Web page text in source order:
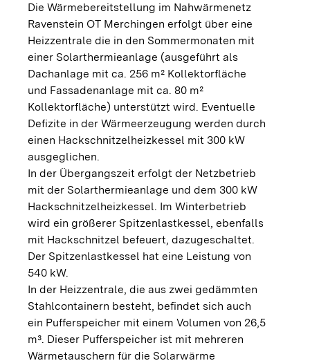
Die Wärmebereitstellung im Nahwärmenetz
Ravenstein OT Merchingen erfolgt über eine
Heizzentrale die in den Sommermonaten mit
einer Solarthermieanlage (ausgeführt als
Dachanlage mit ca. 256 m² Kollektorfläche
und Fassadenanlage mit ca. 80 m²
Kollektorfläche) unterstützt wird. Eventuelle
Defizite in der Wärmeerzeugung werden durch
einen Hackschnitzelheizkessel mit 300 kW
ausgeglichen.
In der Übergangszeit erfolgt der Netzbetrieb
mit der Solarthermieanlage und dem 300 kW
Hackschnitzelheizkessel. Im Winterbetrieb
wird ein größerer Spitzenlastkessel, ebenfalls
mit Hackschnitzel befeuert, dazugeschaltet.
Der Spitzenlastkessel hat eine Leistung von
540 kW.
In der Heizzentrale, die aus zwei gedämmten
Stahlcontainern besteht, befindet sich auch
ein Pufferspeicher mit einem Volumen von 26,5
m³. Dieser Pufferspeicher ist mit mehreren
Wärmetauschern für die Solarwärme